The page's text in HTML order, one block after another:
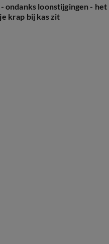
ondanks loonstijgingen - het
krap bij kas zit